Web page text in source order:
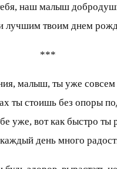
наш малыш
лучшим твоим днем
***
малыш, ты уже
ты стоишь без опоры
уже, вот как быстро ты
день много